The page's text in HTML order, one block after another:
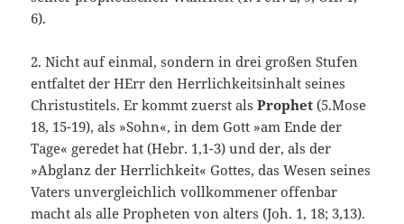
6).
2. Nicht auf einmal, sondern in drei großen Stufen
entfaltet der HErr den Herrlichkeitsinhalt seines
Christustitels. Er kommt zuerst alsProphet (5.Mose
18, 15-19), als »Sohn«, in dem Gott »am Ende der
Tage« geredet hat (Hebr. 1,1-3) und der, als der
»Abglanz der Herrlichkeit« Gottes, das Wesen seines
Vaters unvergleichlich vollkommener offenbar
macht als alle Propheten von alters (Joh. 1, 18; 3,13).